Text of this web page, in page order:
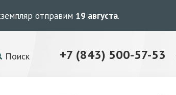
отправим 19 августа.
Поиск +7 (843) 500-57-53